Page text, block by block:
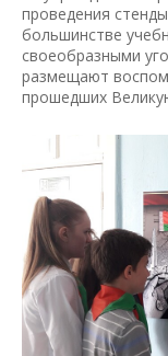
проведения
большинстве
своеобразными
размещают
прошедших